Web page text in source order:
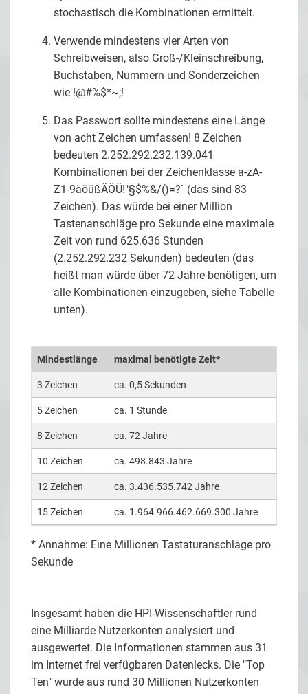
stochastisch die Kombinationen ermittelt.
Verwende mindestens vier Arten von
Schreibweisen, also Groß-/Kleinschreibung,
Buchstaben, Nummern und Sonderzeichen
wie !@#%$*~;!
Das Passwort sollte mindestens eine Länge
von acht Zeichen umfassen! 8 Zeichen
bedeuten 2.252.292.232.139.041
Kombinationen bei der Zeichenklasse a-zA-
Z1-9äöüßÄÖÜ!"§$%&/()=?` (das sind 83
Zeichen). Das würde bei einer Million
Tastenanschläge pro Sekunde eine maximale
Zeit von rund 625.636 Stunden
(2.252.292.232 Sekunden) bedeuten (das
heißt man würde über 72 Jahre benötigen, um
alle Kombinationen einzugeben, siehe Tabelle
unten).
Mindestlänge maximal benötigte Zeit*
3 Zeichen ca. 0,5 Sekunden
5 Zeichen ca. 1 Stunde
8 Zeichen ca. 72 Jahre
10 Zeichen ca. 498.843 Jahre
12 Zeichen ca. 3.436.535.742 Jahre
15 Zeichen ca. 1.964.966.462.669.300 Jahre
* Annahme: Eine Millionen Tastaturanschläge pro
Sekunde
Insgesamt haben die HPI-Wissenschaftler rund
eine Milliarde Nutzerkonten analysiert und
ausgewertet. Die Informationen stammen aus 31
im Internet frei verfügbaren Datenlecks. Die "Top
Ten" wurde aus rund 30 Millionen Nutzerkonten